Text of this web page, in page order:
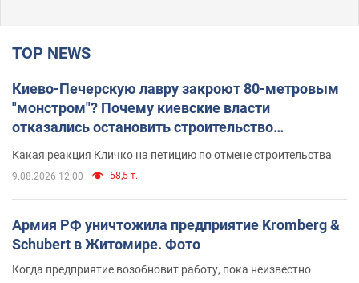
TOP NEWS
Киево-Печерскую лавру закроют 80-метровым
"монстром"? Почему киевские власти
отказались остановить строительство
Какая реакция Кличко на петицию по отмене строительства
9.08.2026 12:00 58,5 т.
Армия РФ уничтожила предприятие Kromberg &
Schubert в Житомире. Фото
Когда предприятие возобновит работу, пока неизвестно